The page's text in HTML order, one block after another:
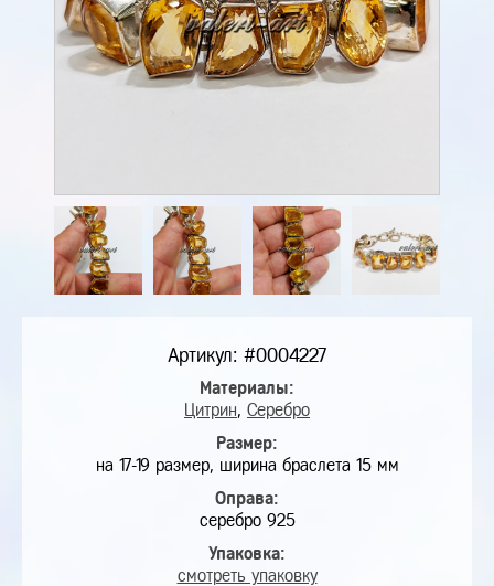
Артикул: #0004227
Материалы:
Цитрин, Серебро
Размер:
на 17-19 размер, ширина браслета 15 мм
Оправа:
серебро 925
Упаковка:
смотреть упаковку